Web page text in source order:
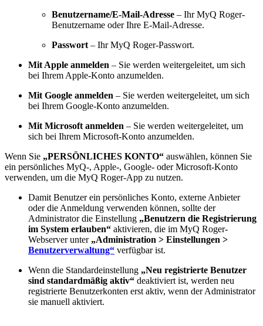
Benutzername/E-Mail-Adresse – Ihr MyQ Roger-
Benutzername oder Ihre E-Mail-Adresse.
Passwort – Ihr MyQ Roger-Passwort.
Mit Apple anmelden – Sie werden weitergeleitet, um sich
bei Ihrem Apple-Konto anzumelden.
Mit Google anmelden – Sie werden weitergeleitet, um sich
bei Ihrem Google-Konto anzumelden.
Mit Microsoft anmelden – Sie werden weitergeleitet, um
sich bei Ihrem Microsoft-Konto anzumelden.
Wenn Sie „PERSÖNLICHES KONTO“ auswählen, können Sie
ein persönliches MyQ-, Apple-, Google- oder Microsoft-Konto
verwenden, um die MyQ Roger-App zu nutzen.
Damit Benutzer ein persönliches Konto, externe Anbieter
oder die Anmeldung verwenden können, sollte der
Administrator die Einstellung „Benutzern die Registrierung
im System erlauben“ aktivieren, die im MyQ Roger-
Webserver unter „Administration > Einstellungen >
Benutzerverwaltung“ verfügbar ist.
Wenn die Standardeinstellung „Neu registrierte Benutzer
sind standardmäßig aktiv“ deaktiviert ist, werden neu
registrierte Benutzerkonten erst aktiv, wenn der Administrator
sie manuell aktiviert.